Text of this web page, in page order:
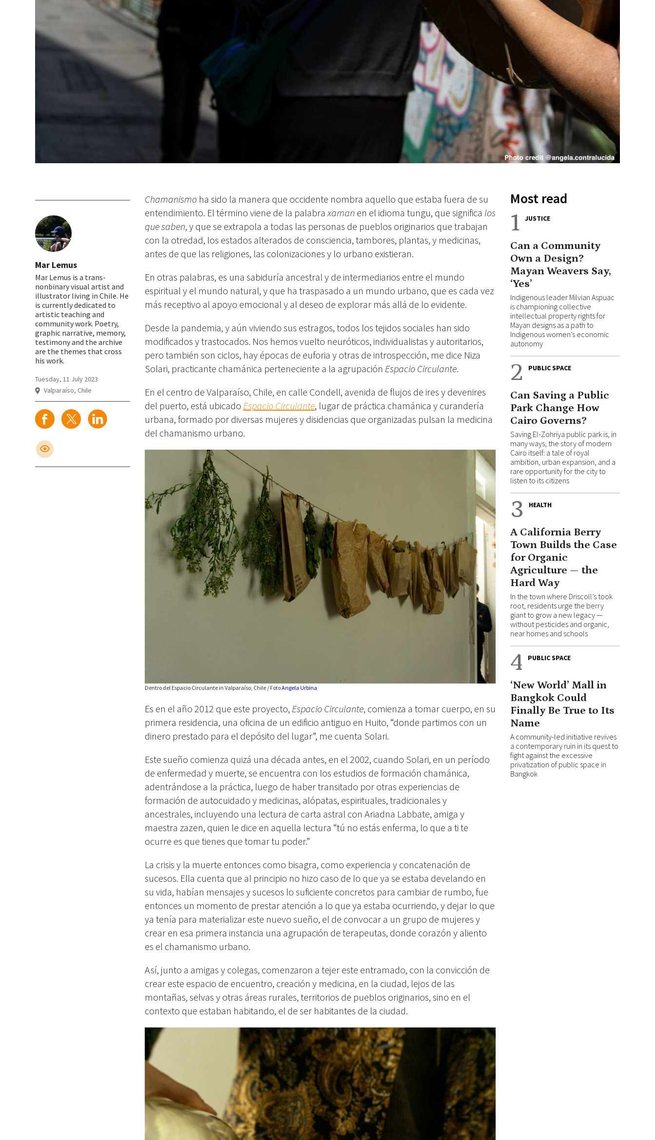
Mar Lemus
Mar Lemus is a trans-
nonbinary visual artist and
illustrator living in Chile. He
is currently dedicated to
artistic teaching and
community work. Poetry,
graphic narrative, memory,
testimony and the archive
are the themes that cross
his work.
Tuesday, 11 July 2023
Valparaíso, Chile
Chamanismo ha sido la manera que occidente nombra aquello que estaba fuera de su
entendimiento. El término viene de la palabraxaman en el idioma tungu, que significa los
que saben, y que se extrapola a todas las personas de pueblos originarios que trabajan
con la otredad, los estados alterados de consciencia, tambores, plantas, y medicinas,
antes de que las religiones, las colonizaciones y lo urbano existieran.
En otras palabras, es una sabiduría ancestral y de intermediarios entre el mundo
espiritual y el mundo natural, y que ha traspasado a un mundo urbano, que es cada vez
más receptivo al apoyo emocional y al deseo de explorar más allá de lo evidente.
Desde la pandemia, y aún viviendo sus estragos, todos los tejidos sociales han sido
modificados y trastocados. Nos hemos vuelto neuróticos, individualistas y autoritarios,
pero también son ciclos, hay épocas de euforia y otras de introspección, me dice Niza
Solari, practicante chamánica perteneciente a la agrupación Espacio Circulante.
En el centro de Valparaíso, Chile, en calle Condell, avenida de flujos de ires y devenires
del puerto, está ubicado Espacio Circulante, lugar de práctica chamánica y curandería
urbana, formado por diversas mujeres y disidencias que organizadas pulsan la medicina
del chamanismo urbano.
Dentro del Espacio Circulante in Valparaíso, Chile / FotoAngela Urbina
Es en el año 2012 que este proyecto, Espacio Circulante, comienza a tomar cuerpo, en su
primera residencia, una oficina de un edificio antiguo en Huito, “donde partimos con un
dinero prestado para el depósito del lugar”, me cuenta Solari.
Este sueño comienza quizá una década antes, en el 2002, cuando Solari, en un período
de enfermedad y muerte, se encuentra con los estudios de formación chamánica,
adentrándose a la práctica, luego de haber transitado por otras experiencias de
formación de autocuidado y medicinas, alópatas, espirituales, tradicionales y
ancestrales, incluyendo una lectura de carta astral con Ariadna Labbate, amiga y
maestra zazen, quien le dice en aquella lectura “tú no estás enferma, lo que a ti te
ocurre es que tienes que tomar tu poder.”
La crisis y la muerte entonces como bisagra, como experiencia y concatenación de
sucesos. Ella cuenta que al principio no hizo caso de lo que ya se estaba develando en
su vida, habían mensajes y sucesos lo suficiente concretos para cambiar de rumbo, fue
entonces un momento de prestar atención a lo que ya estaba ocurriendo, y dejar lo que
ya tenía para materializar este nuevo sueño, el de convocar a un grupo de mujeres y
crear en esa primera instancia una agrupación de terapeutas, donde corazón y aliento
es el chamanismo urbano.
Así, junto a amigas y colegas, comenzaron a tejer este entramado, con la convicción de
crear este espacio de encuentro, creación y medicina, en la ciudad, lejos de las
montañas, selvas y otras áreas rurales, territorios de pueblos originarios, sino en el
contexto que estaban habitando, el de ser habitantes de la ciudad.
Most read
1 JUSTICE
Can a Community
Own a Design?
Mayan Weavers Say,
‘Yes’
Indigenous leader Milvian Aspuac
is championing collective
intellectual property rights for
Mayan designs as a path to
Indigenous women’s economic
autonomy
2 PUBLIC SPACE
Can Saving a Public
Park Change How
Cairo Governs?
Saving El-Zohriya public park is, in
many ways, the story of modern
Cairo itself: a tale of royal
ambition, urban expansion, and a
rare opportunity for the city to
listen to its citizens
3 HEALTH
A California Berry
Town Builds the Case
for Organic
Agriculture — the
Hard Way
In the town where Driscoll’s took
root, residents urge the berry
giant to grow a new legacy —
without pesticides and organic,
near homes and schools
4 PUBLIC SPACE
‘New World’ Mall in
Bangkok Could
Finally Be True to Its
Name
A community-led initiative revives
a contemporary ruin in its quest to
fight against the excessive
privatization of public space in
Bangkok